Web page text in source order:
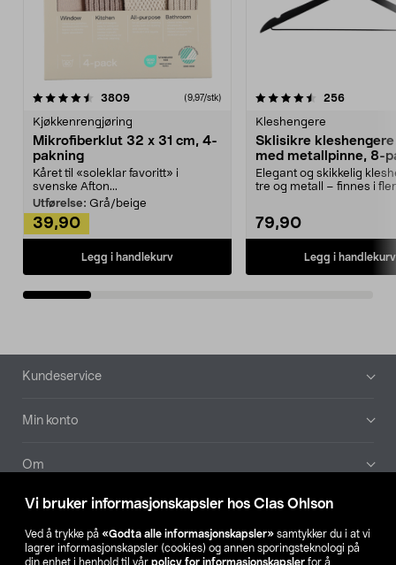
Vi bruker informasjonskapsler hos Clas Ohlson
Ved å trykke på «Godta alle informasjonskapsler» samtykker du i at vi
lagrer informasjonskapsler (cookies) og annen sporingsteknologi på
din enhet i henhold til vår policy for informasjonskapsler for å
3809anmeldelser(9,97/stk)
Kjøkkenrengjøring
Mikrofiberklut 32 x 31 cm, 4-
pakning
Kåret til «soleklar favoritt» i
svenske Afton...
Utførelse: Grå/beige
39,90
Legg i handlekurv
4.5av 5 stjerner 256
Kleshengere
Sklisikre
med metallpinne, 8-
Elegant og skikkelig
tre og metall – finnes i
79,90
Legg i handlekurv
4.5av 5 stjerner
Bunntekst
Kundeservice
Min konto
Om
Aktuelt
Våre selskaper